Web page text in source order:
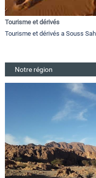
Tourisme et dérivés
Tourisme et dérivés a Souss
Notre région